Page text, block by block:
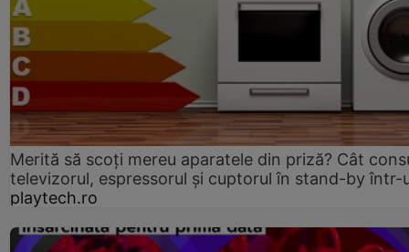
Merită să scoți mereu aparatele din priză? Cât
televizorul, espressorul și cuptorul în stand-by într-
playtech.ro